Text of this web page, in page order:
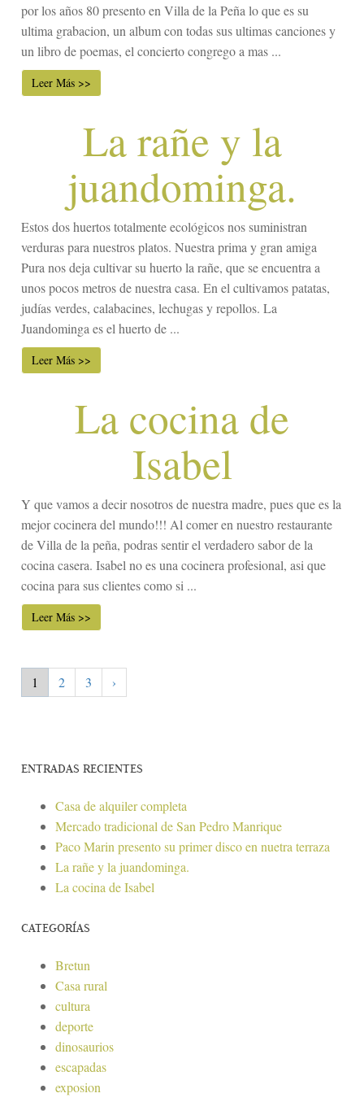
por los años 80 presento en Villa de la Peña lo que es su
ultima grabacion, un album con todas sus ultimas canciones y
un libro de poemas, el concierto congrego a mas ...
Leer Más >>
La rañe y la
juandominga.
Estos dos huertos totalmente ecológicos nos suministran
verduras para nuestros platos. Nuestra prima y gran amiga
Pura nos deja cultivar su huerto la rañe, que se encuentra a
unos pocos metros de nuestra casa. En el cultivamos patatas,
judías verdes, calabacines, lechugas y repollos. La
Juandominga es el huerto de ...
Leer Más >>
La cocina de
Isabel
Y que vamos a decir nosotros de nuestra madre, pues que es la
mejor cocinera del mundo!!! Al comer en nuestro restaurante
de Villa de la peña, podras sentir el verdadero sabor de la
cocina casera. Isabel no es una cocinera profesional, asi que
cocina para sus clientes como si ...
Leer Más >>
1 2 3 ›
ENTRADAS RECIENTES
Casa de alquiler completa
Mercado tradicional de San Pedro Manrique
Paco Marin presento su primer disco en nuetra terraza
La rañe y la juandominga.
La cocina de Isabel
CATEGORÍAS
Bretun
Casa rural
cultura
deporte
dinosaurios
escapadas
exposion